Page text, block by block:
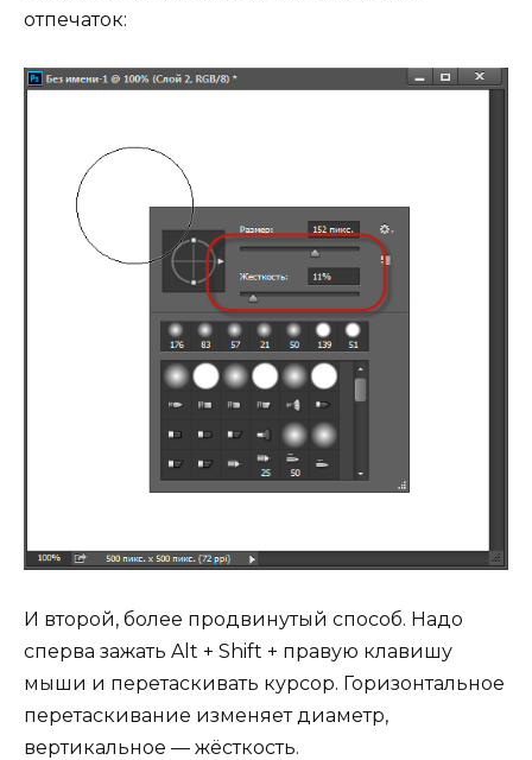
отпечаток:
И второй, более продвинутый способ. Надо
сперва зажать Alt + Shift + правую клавишу
мыши и перетаскивать курсор. Горизонтальное
перетаскивание изменяет диаметр,
вертикальное — жёсткость.